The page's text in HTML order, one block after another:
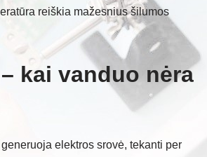
reiškia mažesnius šilumos
kai vanduo nėra
elektros srovė, tekanti per